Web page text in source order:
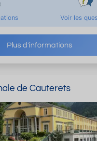
Voir les
Plus d'informations
de Cauterets